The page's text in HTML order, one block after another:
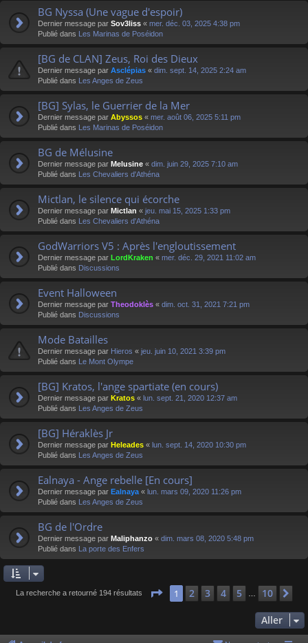
BG Nyssa (Une vague d'espoir)
Dernier message par Sov3liss « mer. déc. 03, 2025 4:38 pm
Publié dans Les Marinas de Poséidon
[BG de CLAN] Zeus, Roi des Dieux
Dernier message par Asclépias « dim. sept. 14, 2025 2:24 am
Publié dans Les Anges de Zeus
[BG] Sylas, le Guerrier de la Mer
Dernier message par Abyssos « mer. août 06, 2025 5:11 pm
Publié dans Les Marinas de Poséidon
BG de Mélusine
Dernier message par Melusine « dim. juin 29, 2025 7:10 am
Publié dans Les Chevaliers d'Athéna
Mictlan, le silence qui écorche
Dernier message par Mictlan « jeu. mai 15, 2025 1:33 pm
Publié dans Les Chevaliers d'Athéna
GodWarriors V5 : Après l'engloutissement
Dernier message par LordKraken « mer. déc. 29, 2021 11:02 am
Publié dans Discussions
Event Halloween
Dernier message par Theodoklès « dim. oct. 31, 2021 7:21 pm
Publié dans Discussions
Mode Batailles
Dernier message par Hieros « jeu. juin 10, 2021 3:39 pm
Publié dans Le Mont Olympe
[BG] Kratos, l'ange spartiate (en cours)
Dernier message par Kratos « lun. sept. 21, 2020 12:37 am
Publié dans Les Anges de Zeus
[BG] Héraklès Jr
Dernier message par Heleades « lun. sept. 14, 2020 10:30 pm
Publié dans Les Anges de Zeus
Ealnaya - Ange rebelle [En cours]
Dernier message par Ealnaya « lun. mars 09, 2020 11:26 pm
Publié dans Les Anges de Zeus
BG de l'Ordre
Dernier message par Maliphanzo « dim. mars 08, 2020 5:48 pm
Publié dans La porte des Enfers
La recherche a retourné 194 résultats Page 1sur 10
1 2 3 4 5 10
Aller